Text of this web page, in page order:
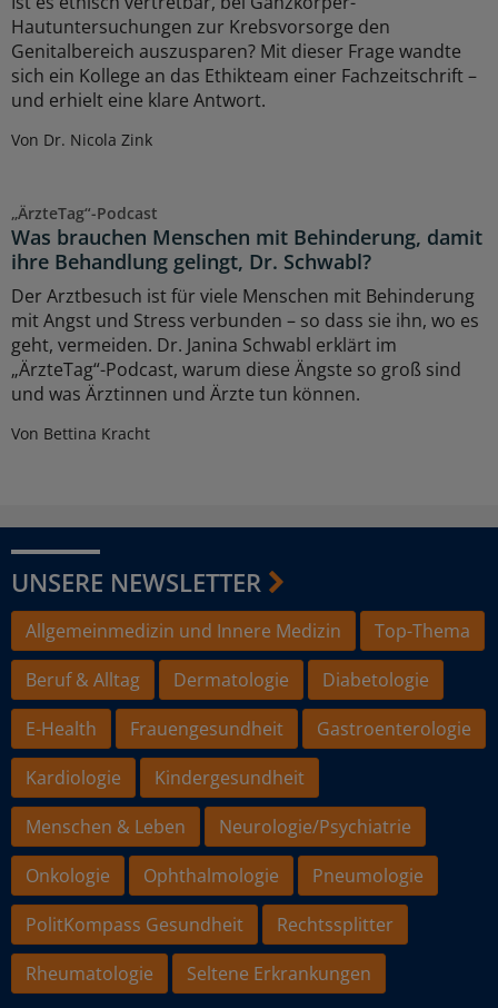
Hautuntersuchungen zur Krebsvorsorge den
Genitalbereich auszusparen? Mit dieser Frage wandte
sich ein Kollege an das Ethikteam einer Fachzeitschrift –
und erhielt eine klare Antwort.
Von Dr. Nicola Zink
„ÄrzteTag“-Podcast
Was brauchen Menschen mit Behinderung, damit
ihre Behandlung gelingt, Dr. Schwabl?
Der Arztbesuch ist für viele Menschen mit Behinderung
mit Angst und Stress verbunden – so dass sie ihn, wo es
geht, vermeiden. Dr. Janina Schwabl erklärt im
„ÄrzteTag“-Podcast, warum diese Ängste so groß sind
und was Ärztinnen und Ärzte tun können.
Von Bettina Kracht
UNSERE NEWSLETTER
Allgemeinmedizin und Innere Medizin
Top-Thema
Beruf & Alltag
Dermatologie
Diabetologie
E-Health
Frauengesundheit
Gastroenterologie
Kardiologie
Kindergesundheit
Menschen & Leben
Neurologie/Psychiatrie
Onkologie
Ophthalmologie
Pneumologie
PolitKompass Gesundheit
Rechtssplitter
Rheumatologie
Seltene Erkrankungen